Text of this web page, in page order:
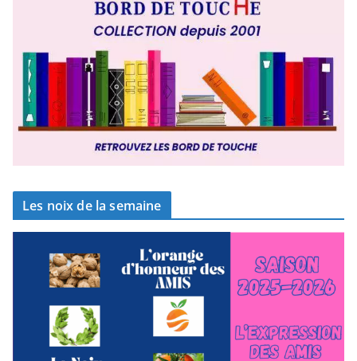
Les noix de la semaine